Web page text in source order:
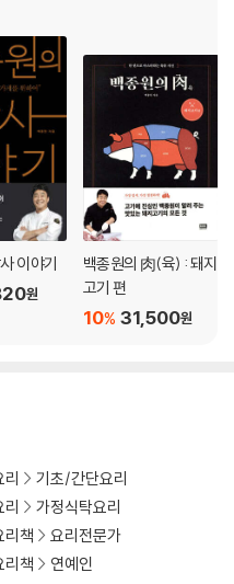
스
이야기
원
백종원의 肉(육) : 돼지
고기 편
31,500원
10%
리
기초/간단요리
리
가정식탁요리
리책
요리전문가
리책 연예인